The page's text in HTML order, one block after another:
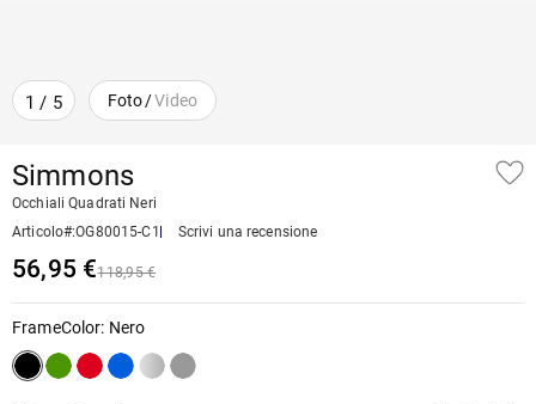
1 / 5 Foto/Video
Simmons
Occhiali Quadrati Neri
Articolo#:OG80015-C1 Scrivi una recensione
56,95 €118,95 €
FrameColor: Nero